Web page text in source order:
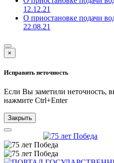
12.12.21
О приостановке подачи
22.08.21
×
Исправить неточность
Если Вы заметили неточность,
нажмите Ctrl+Enter
Закрыть